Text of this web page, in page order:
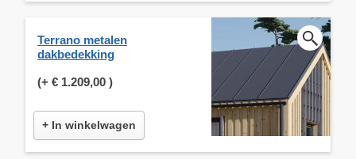
Terrano metalen
dakbedekking
(+ € 1.209,00 )
+ In winkelwagen